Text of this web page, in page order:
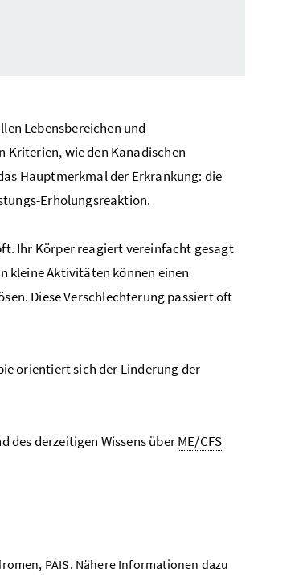
Lebensbereichen und
wie den Kanadischen
Hauptmerkmal der Erkrankung: die
Erholungsreaktion.
Ihr Körper reagiert vereinfacht gesagt
kleine Aktivitäten können einen
Diese Verschlechterung passiert oft
orientiert sich der Linderung der
des derzeitigen Wissens überME/CFS
PAIS. Nähere Informationen dazu